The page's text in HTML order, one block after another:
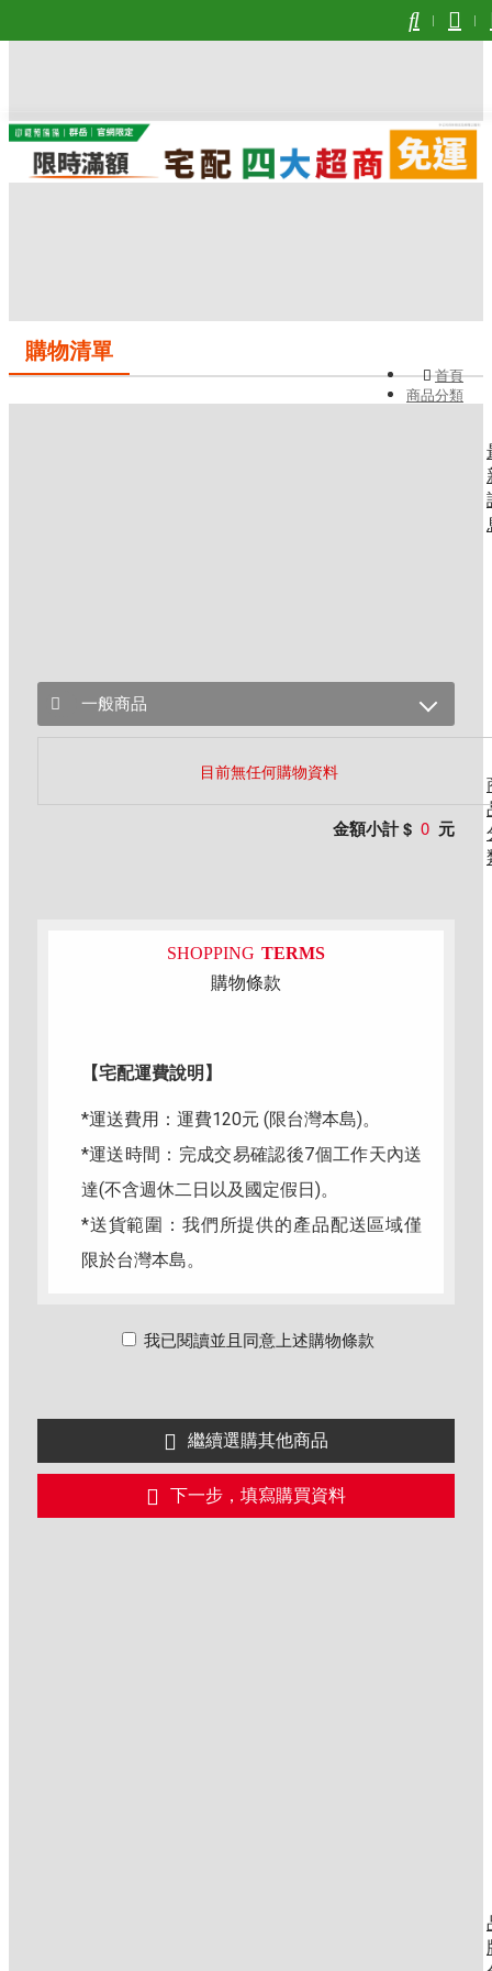
首頁
商品分類
購物清單
一般商品
目前無任何購物資料
金額小計 $ 0 元
SHOPPING TERMS
購物條款
【宅配運費說明】
*運送費用：運費120元 (限台灣本島)。
*運送時間：完成交易確認後7個工作天內送
達(不含週休二日以及國定假日)。
*送貨範圍：我們所提供的產品配送區域僅
限於台灣本島。
時間，提供訂單號碼、攜帶証件到群岳黎明
★賣場使用【皮卡物流】配送，部分偏遠地
區配送需較長工作天，詳情請參閱各貨運網
頁公告。
我已閱讀並且同意上述購物條款
繼續選購其他商品
下一步，填寫購買資料